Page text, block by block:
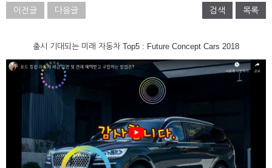
이전글 다음글 검색 목록
출시 기대되는 미래 자동차 Top5 : Future Concept Cars 2018